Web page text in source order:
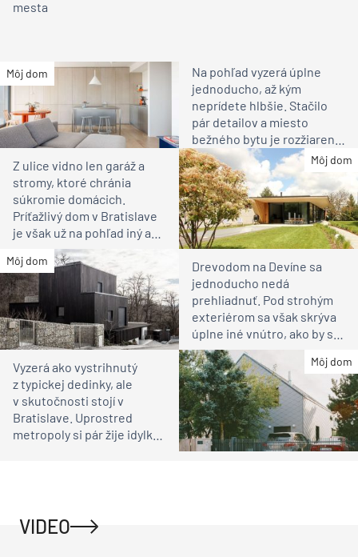
mesta
Môj dom
Na pohľad vyzerá úplne
jednoducho, až kým
neprídete hlbšie. Stačilo
pár detailov a miesto
bežného bytu je rozžiarené
bývanie pre rodinu
Môj dom
Z ulice vidno len garáž a
stromy, ktoré chránia
súkromie domácich.
Príťažlivý dom v Bratislave
je však už na pohľad iný ako
susedia
Môj dom
Drevodom na Devíne sa
jednoducho nedá
prehliadnuť. Pod strohým
exteriérom sa však skrýva
úplne iné vnútro, ako by ste
čakali
Môj dom
Vyzerá ako vystrihnutý
z typickej dedinky, ale
v skutočnosti stojí v
Bratislave. Uprostred
metropoly si pár žije idylku
VIDEO